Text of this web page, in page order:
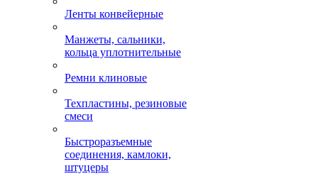
Ленты конвейерные
Манжеты, сальники,
кольца уплотнительные
Ремни клиновые
Техпластины, резиновые
смеси
Быстроразъемные
соединения, камлоки,
штуцеры